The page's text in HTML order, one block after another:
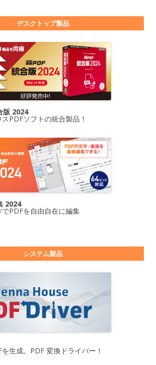
デスクトップ製品
版 2024
PDFソフトの統合製品！
2024
PDFを自由自在に編集
システム製品
生成。PDF 変換ドライバー！